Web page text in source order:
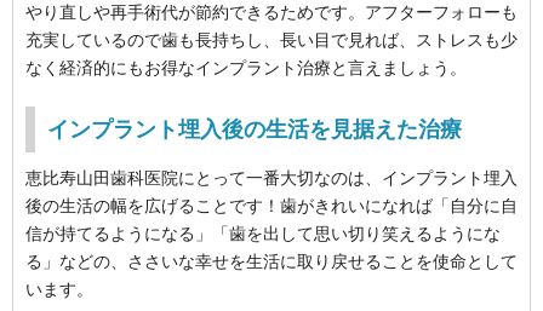
やり直しや再手術代が節約できるためです。アフターフォローも
充実しているので歯も長持ちし、長い目で見れば、ストレスも少
なく経済的にもお得なインプラント治療と言えましょう。
インプラント埋入後の生活を見据えた治療
恵比寿山田歯科医院にとって一番大切なのは、インプラント埋入
後の生活の幅を広げることです！歯がきれいになれば「自分に自
信が持てるようになる」「歯を出して思い切り笑えるようにな
る」などの、ささいな幸せを生活に取り戻せることを使命として
います。